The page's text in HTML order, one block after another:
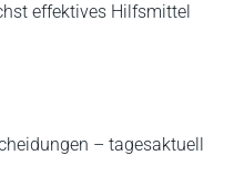
effektives Hilfsmittel
– tagesaktuell